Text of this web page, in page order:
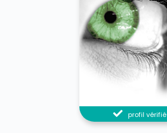
profil vérifié